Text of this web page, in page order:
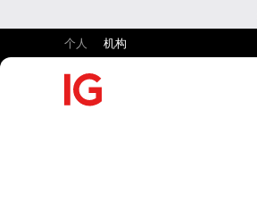
个人 机构